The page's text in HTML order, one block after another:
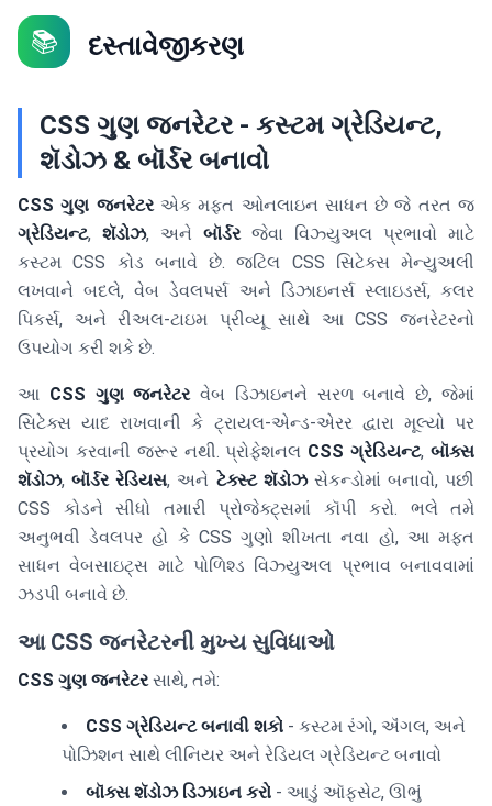
📚 દસ્તાવેજીકરણ
CSS ગુણ જનરેટર - કસ્ટમ ગ્રેડિયન્ટ,
શૅડોઝ & બૉર્ડર બનાવો
CSS ગુણ જનરેટરએક મફત ઓનલાઇન સાધન છે જે તરત જ
ગ્રેડિયન્ટ, શૅડોઝ, અને બૉર્ડરજેવા વિઝ્યુઅલ પ્રભાવો માટે
કસ્ટમ CSS કોડ બનાવે છે. જટિલ CSS સિટેક્સ મેન્યુઅલી
લખવાને બદલે, વેબ ડેવલપર્સ અને ડિઝાઇનર્સ સ્લાઇડર્સ, કલર
પિકર્સ, અને રીઅલ-ટાઇમ પ્રીવ્યૂ સાથે આ CSS જનરેટરનો
ઉપયોગ કરી શકે છે.
આ CSS ગુણ જનરેટરવેબ ડિઝાઇનને સરળ બનાવે છે, જેમાં
સિટેક્સ યાદ રાખવાની કે ટ્રાયલ-એન્ડ-એરર દ્વારા મૂલ્યો પર
પ્રયોગ કરવાની જરૂર નથી. પ્રોફેશનલ CSS ગ્રેડિયન્ટ,બૉક્સ
શૅડોઝ,બૉર્ડર રેડિયસ, અને ટેક્સ્ટ શૅડોઝસેકન્ડોમાં બનાવો, પછી
CSS કોડને સીધો તમારી પ્રોજેક્ટ્સમાં કૉપી કરો. ભલે તમે
અનુભવી ડેવલપર હો કે CSS ગુણો શીખતા નવા હો, આ મફત
સાધન વેબસાઇટ્સ માટે પોળિશ્ડ વિઝ્યુઅલ પ્રભાવ બનાવવામાં
ઝડપી બનાવે છે.
આ CSS જનરેટરની મુખ્ય સુવિધાઓ
CSS ગુણ જનરેટરસાથે, તમે:
CSS ગ્રેડિયન્ટ બનાવી શકો - કસ્ટમ રંગો, ઍંગલ, અને
પોઝિશન સાથે લીનિયર અને રેડિયલ ગ્રેડિયન્ટ બનાવો
બૉક્સ શૅડોઝ ડિઝાઇન કરો - આડું ઑફસેટ, ઊભું